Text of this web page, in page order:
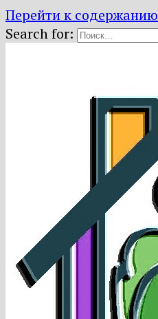
Перейти к содержанию
Search for: